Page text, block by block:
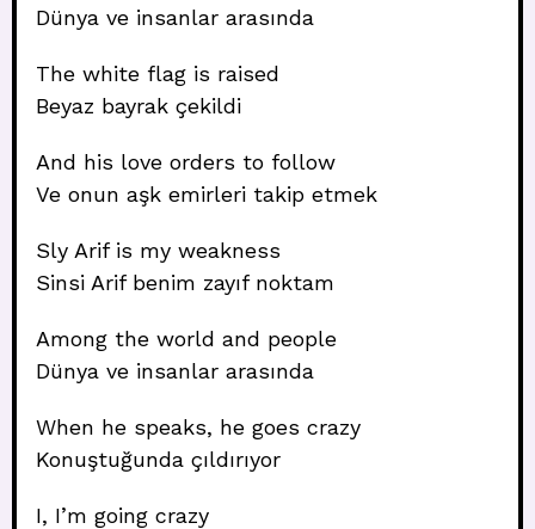
Dünya ve insanlar arasında
The white flag is raised
Beyaz bayrak çekildi
And his love orders to follow
Ve onun aşk emirleri takip etmek
Sly Arif is my weakness
Sinsi Arif benim zayıf noktam
Among the world and people
Dünya ve insanlar arasında
When he speaks, he goes crazy
Konuştuğunda çıldırıyor
I, I’m going crazy